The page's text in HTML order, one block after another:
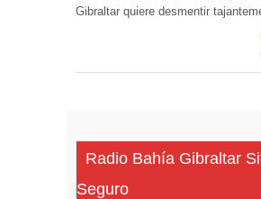
Gibraltar quiere desmentir
Radio Bahía Gibraltar
Seguro